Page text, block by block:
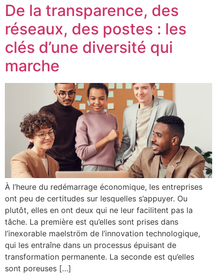
De la transparence, des
réseaux, des postes : les
clés d’une diversité qui
marche
À l’heure du redémarrage économique, les entreprises
ont peu de certitudes sur lesquelles s’appuyer. Ou
plutôt, elles en ont deux qui ne leur facilitent pas la
tâche. La première est qu’elles sont prises dans
l’inexorable maelström de l’innovation technologique,
qui les entraîne dans un processus épuisant de
transformation permanente. La seconde est qu’elles
sont poreuses […]